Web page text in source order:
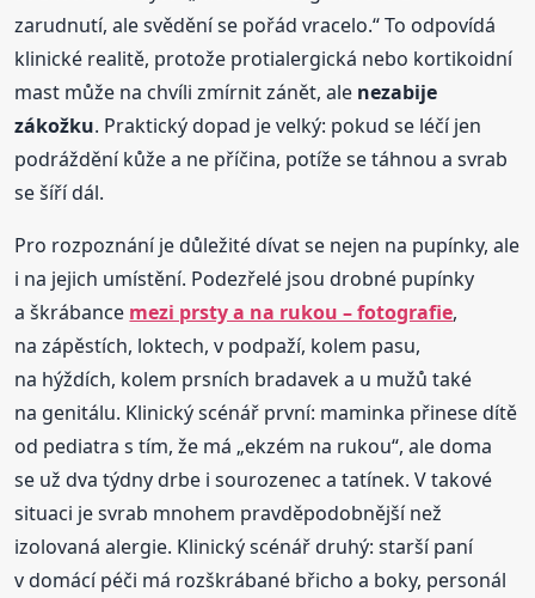
zarudnutí, ale svědění se pořád vracelo.“ To odpovídá
klinické realitě, protože protialergická nebo kortikoidní
mast může na chvíli zmírnit zánět, ale nezabije
zákožku. Praktický dopad je velký: pokud se léčí jen
podráždění kůže a ne příčina, potíže se táhnou a svrab
se šíří dál.
Pro rozpoznání je důležité dívat se nejen na pupínky, ale
i na jejich umístění. Podezřelé jsou drobné pupínky
a škrábance mezi prsty a na rukou – fotografie,
na zápěstích, loktech, v podpaží, kolem pasu,
na hýždích, kolem prsních bradavek a u mužů také
na genitálu. Klinický scénář první: maminka přinese dítě
od pediatra s tím, že má „ekzém na rukou“, ale doma
se už dva týdny drbe i sourozenec a tatínek. V takové
situaci je svrab mnohem pravděpodobnější než
izolovaná alergie. Klinický scénář druhý: starší paní
v domácí péči má rozškrábané břicho a boky, personál